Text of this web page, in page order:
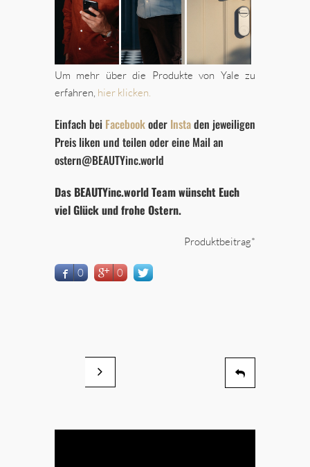
Um mehr über die Produkte von Yale zu
erfahren, hier klicken.
Einfach bei Facebookoder Instaden jeweiligen
Preis liken und teilen oder eine Mail an
ostern@BEAUTYinc.world
Das BEAUTYinc.world Team wünscht Euch
viel Glück und frohe Ostern.
Produktbeitrag*
0 0